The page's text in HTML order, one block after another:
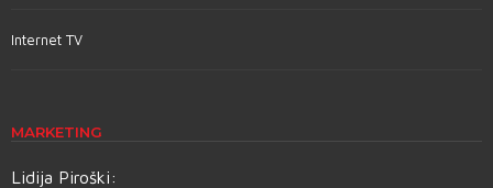
Internet TV
MARKETING
Lidija Piroški: